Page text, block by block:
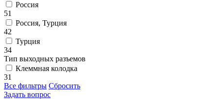
Россия
51
Россия, Турция
42
Турция
34
Тип выходных разъемов
Клеммная колодка
31
Все фильтры Сбросить
Задать вопрос